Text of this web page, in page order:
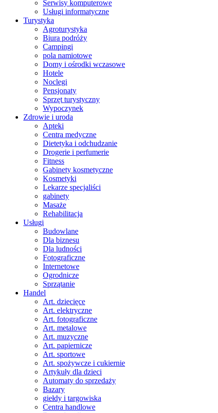
Serwisy komputerowe
Usługi informatyczne
Turystyka
Agroturystyka
Biura podróży
Campingi
pola namiotowe
Domy i ośrodki wczasowe
Hotele
Noclegi
Pensjonaty
Sprzęt turystyczny
Wypoczynek
Zdrowie i uroda
Apteki
Centra medyczne
Dietetyka i odchudzanie
Drogerie i perfumerie
Fitness
Gabinety kosmetyczne
Kosmetyki
Lekarze specjaliści
gabinety
Masaże
Rehabilitacja
Usługi
Budowlane
Dla biznesu
Dla ludności
Fotograficzne
Internetowe
Ogrodnicze
Sprzątanie
Handel
Art. dziecięce
Art. elektryczne
Art. fotograficzne
Art. metalowe
Art. muzyczne
Art. papiernicze
Art. sportowe
Art. spożywcze i cukiernie
Artykuły dla dzieci
Automaty do sprzedaży
Bazary
giełdy i targowiska
Centra handlowe